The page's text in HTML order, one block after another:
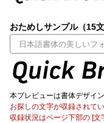
文字種類
価格帯
おためしサンプル（15文
本プレビューは書体デザイ
お探しの文字が収録されて
収録状況はページ下部の [文